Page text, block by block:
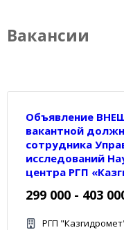
Вакансии
Объявление
вакантной
сотрудника
исследований
центра РГП
299 000 - 403
РГП